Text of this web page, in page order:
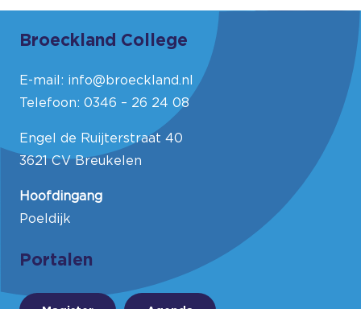
Broeckland College
E-mail: info@broeckland.nl
Telefoon: 0346 – 26 24 08
Engel de Ruijterstraat 40
3621 CV Breukelen
Hoofdingang
Poeldijk
Portalen